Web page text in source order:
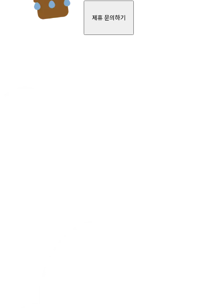
제휴 문의하기